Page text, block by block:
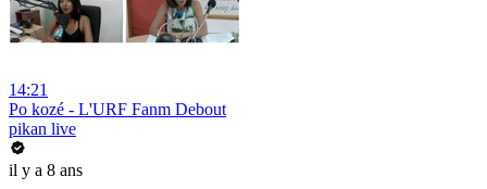
14:21
Po kozé - L'URF Fanm Debout
pikan live
il y a 8 ans